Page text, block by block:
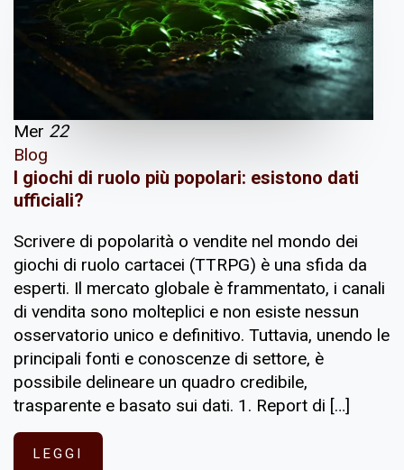
Mer 22
Blog
I giochi di ruolo più popolari: esistono dati
ufficiali?
Scrivere di popolarità o vendite nel mondo dei
giochi di ruolo cartacei (TTRPG) è una sfida da
esperti. Il mercato globale è frammentato, i canali
di vendita sono molteplici e non esiste nessun
osservatorio unico e definitivo. Tuttavia, unendo le
principali fonti e conoscenze di settore, è
possibile delineare un quadro credibile,
trasparente e basato sui dati. 1. Report di […]
LEGGI